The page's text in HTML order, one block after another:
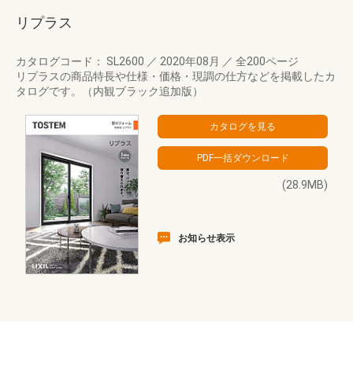
リプラス
カタログコード： SL2600 ／ 2020年08月 ／ 全200ページ
リプラスの商品特長や仕様・価格・現調の仕方などを掲載したカ
タログです。（内観ブラック追加版）
(28.9MB)
お知らせ表示